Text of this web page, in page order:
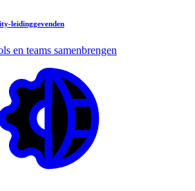
leidinggevenden
en teams samenbrengen